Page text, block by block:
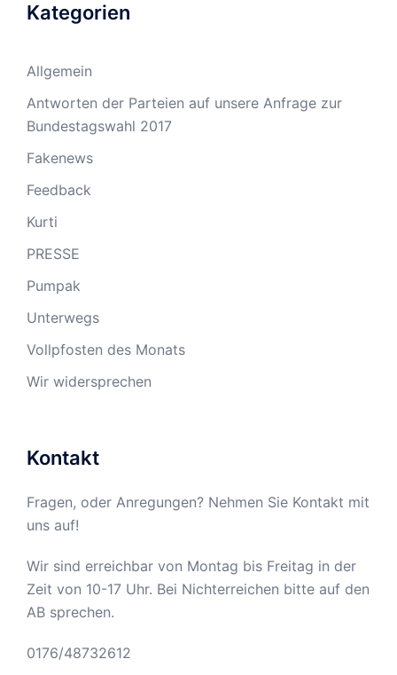
Kategorien
Allgemein
Antworten der Parteien auf unsere Anfrage zur
Bundestagswahl 2017
Fakenews
Feedback
Kurti
PRESSE
Pumpak
Unterwegs
Vollpfosten des Monats
Wir widersprechen
Kontakt
Fragen, oder Anregungen? Nehmen Sie Kontakt mit
uns auf!
Wir sind erreichbar von Montag bis Freitag in der
Zeit von 10-17 Uhr. Bei Nichterreichen bitte auf den
AB sprechen.
0176/48732612